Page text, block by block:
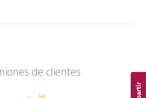
de clientes